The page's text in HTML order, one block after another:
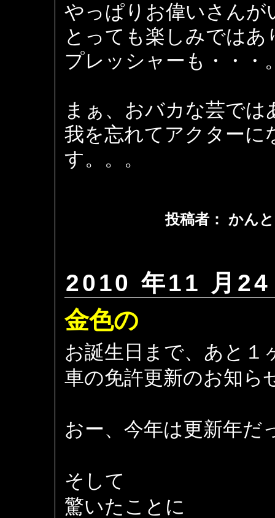
やっぱりお偉いさんが
とっても楽しみではあ
プレッシャーも・・・
まぁ、おバカな芸では
我を忘れてアクターに
す。。。
投稿者： かん
2010 年11 月
金色の
お誕生日まで、あと１
車の免許更新のお知ら
おー、今年は更新年だ
そして
驚いたことに